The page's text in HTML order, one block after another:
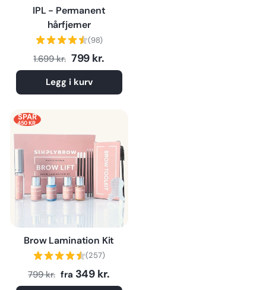
IPL - Permanent
hårfjerner
(98)
Normalpris
1.699 kr. Tilbudspris
799 kr.
Legg i kurv
SPAR
450 KR.
Brow Lamination Kit
(257)
Normalpris
799 kr. Tilbudspris
fra 349 kr.